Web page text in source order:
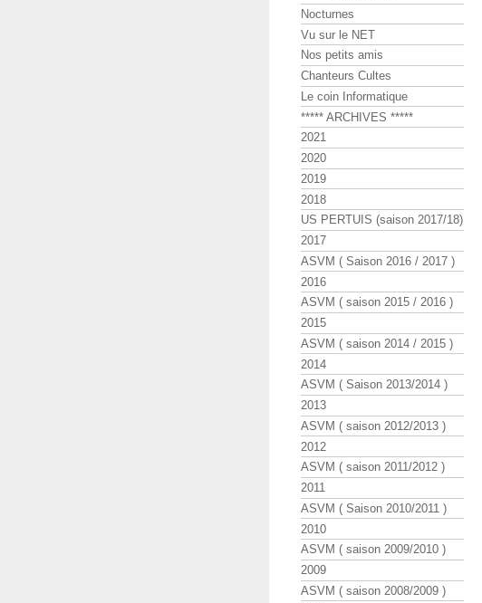
Nocturnes
Vu sur le NET
Nos petits amis
Chanteurs Cultes
Le coin Informatique
***** ARCHIVES *****
2021
2020
2019
2018
US PERTUIS (saison 2017/18)
2017
ASVM ( Saison 2016 / 2017 )
2016
ASVM ( saison 2015 / 2016 )
2015
ASVM ( saison 2014 / 2015 )
2014
ASVM ( Saison 2013/2014 )
2013
ASVM ( saison 2012/2013 )
2012
ASVM ( saison 2011/2012 )
2011
ASVM ( Saison 2010/2011 )
2010
ASVM ( saison 2009/2010 )
2009
ASVM ( saison 2008/2009 )